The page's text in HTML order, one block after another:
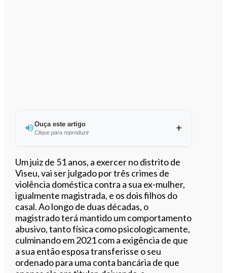
Ouça este artigo
Clique para reproduzir
Ouvir este artigo
Um juiz de 51 anos, a exercer no distrito de
Viseu, vai ser julgado por três crimes de
violência doméstica contra a sua ex-mulher,
igualmente magistrada, e os dois filhos do
casal. Ao longo de duas décadas, o
magistrado terá mantido um comportamento
abusivo, tanto física como psicologicamente,
culminando em 2021 com a exigência de que
a sua então esposa transferisse o seu
ordenado para uma conta bancária de que